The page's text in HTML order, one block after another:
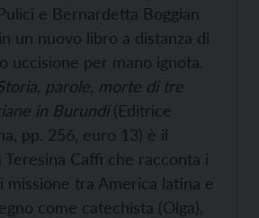
e Bernardetta Boggian
un nuovo libro a distanza di
uccisione per mano ignota.
parole, morte di tre
in Burundi(Editrice
pp. 256, euro 13) è il
Caffi che racconta i
missione tra America latina e
come catechista (Olga),